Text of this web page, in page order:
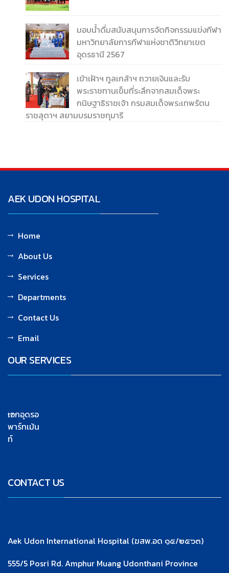
มอบน้ำดื่มสนับสนุนการจัดกิจกรรมแข่งกีฬา
มหาวิทยาลัยการกีฬาแห่งชาติวิทยาเขต
อุดรธานี 2567
เข้าเฝ้าฯ ทูลเกล้าฯ ถวายเงินและรับ
พระราชทานเข็มที่ระลึกจากสมเด็จพระ
กนิษฐาธิราชเจ้า กรมสมเด็จพระเทพรัตน
ราชสุดาฯ สยามบรมราชกุมารี
AEK UDON HOSPITAL
Home
About Us
Services
Departments
Contact Us
Email
OUR SERVICES
เอกอุดรอ
พาร์ทเม้น
ท์
CONTACT US
Aek Udon International Hospital (ฆสพ.อด ๑๕/๒๕๖๓)
555/5 Posri Rd. Amphur Muang Udonthani Province